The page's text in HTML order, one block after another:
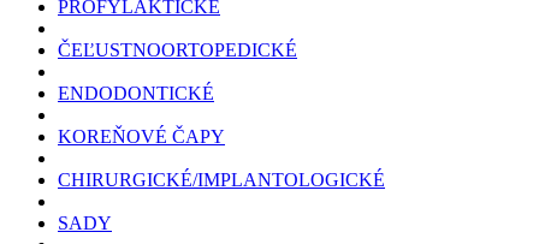
PROFYLAKTICKÉ
ČEĽUSTNOORTOPEDICKÉ
ENDODONTICKÉ
KOREŇOVÉ ČAPY
CHIRURGICKÉ/IMPLANTOLOGICKÉ
SADY